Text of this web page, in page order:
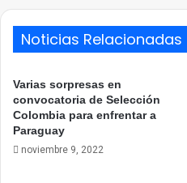
Noticias Relacionadas
Varias sorpresas en
convocatoria de Selección
Colombia para enfrentar a
Paraguay
noviembre 9, 2022